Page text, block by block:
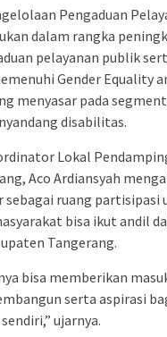
Pengaduan
dalam rangka
pelayanan publik
Gender Equality
menyasar pada
disabilitas.
Lokal
Aco Ardiansyah
sebagai ruang partisipasi
bisa ikut andil
Tangerang.
bisa memberikan
serta aspirasi
ujarnya.